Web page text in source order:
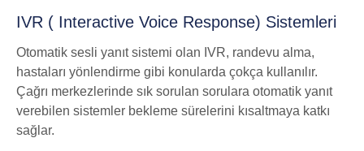
IVR ( Interactive Voice Response) Sistemleri
Otomatik sesli yanıt sistemi olan IVR, randevu alma,
hastaları yönlendirme gibi konularda çokça kullanılır.
Çağrı merkezlerinde sık sorulan sorulara otomatik yanıt
verebilen sistemler bekleme sürelerini kısaltmaya katkı
sağlar.